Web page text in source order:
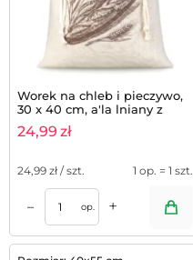
Worek na chleb i pieczywo,
30 x 40 cm, a'la lniany z
powłoką TPU - do sklepu,
piekarni i domu
24,99 zł
24,99 zł / szt. 1 op. = 1 szt.
– op. +